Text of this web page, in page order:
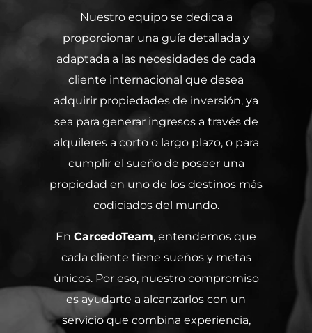
Nuestro equipo se dedica a
proporcionar una guía detallada y
adaptada a las necesidades de cada
cliente internacional que desea
adquirir propiedades de inversión, ya
sea para generar ingresos a través de
alquileres a corto o largo plazo, o para
cumplir el sueño de poseer una
propiedad en uno de los destinos más
codiciados del mundo.
En CarcedoTeam, entendemos que
cada cliente tiene sueños y metas
únicos. Por eso, nuestro compromiso
es ayudarte a alcanzarlos con un
servicio que combina experiencia,